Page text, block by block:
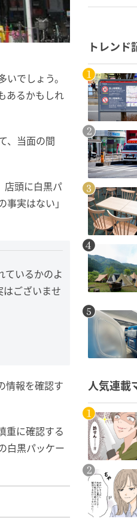
でしょう。
あるかもしれ
、当面の間
店頭に白黒パ
実はない」
ているかのよ
はございませ
情報を確認す
重に確認する
白黒パッケー
トレンド
人気連載